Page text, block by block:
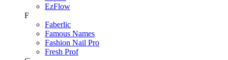
EzFlow
F
Faberlic
Famous Names
Fashion Nail Pro
Fresh Prof